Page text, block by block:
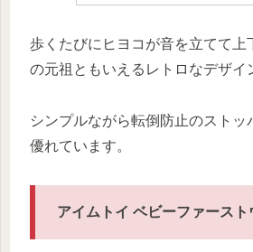
歩くたびにヒヨコが音を立てて上
の元祖ともいえるレトロなデザイ
シンプルながら転倒防止のストッ
優れています。
アイムトイ ベビーファースト